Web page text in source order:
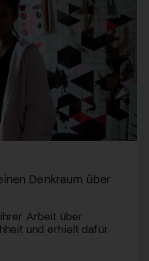
Denkraum über
Arbeit über
und erhielt dafür